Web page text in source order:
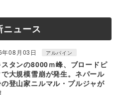
ニュース
08月03日 アルパイン
タンの8000ｍ峰、ブロードピ
大規模雪崩が発生。ネパール
登山家ニルマル・プルジャが